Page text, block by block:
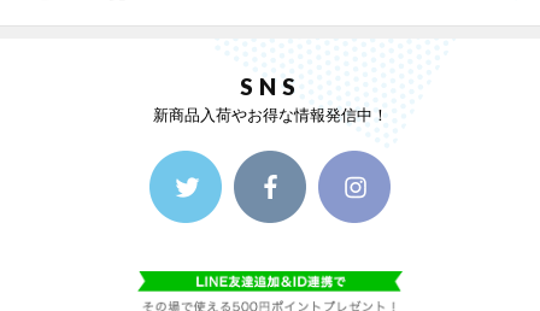
SNS
新商品入荷やお得な情報発信中！